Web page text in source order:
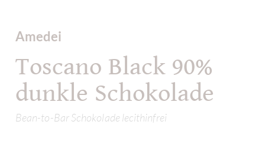
Amedei
Toscano Black 90%
dunkle Schokolade
Bean-to-Bar Schokolade lecithinfrei